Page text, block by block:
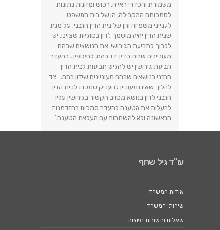
משמורת והסדרי ראייה, רכוש ומזונות נתונות
לסמכותם המקבילה, הן של בית המשפט
לענייני משפחה והן של בית הדין הרבני. על מנת
שבית הדין יהיה מוסמך לדון בסוגיות שצוינו, יש
לכרוך לתביעת הגירושין את הנושאים שבהם
מעוניינים שבית הדין ידון בהם, לחילופין , בהעדר
תביעת גירושין יש להגיש תביעות לבית הדין
הרבני בנושאים שבהם מעוניינים שידון בהם. צד
להליך שאינו מעוניין להעניק סמכות לבית הדין
הרבני לדון בנושא מסוים הקשור בגירושין עליו
להעלות את הטענה להעדר סמכות בהזדמנות
הראשונה ולא להשתהות עם העלאת הטענה."
עו"ד גיל שחף
אודות המשרד
שירותי המשרד
שאלות ותשובות נפוצות